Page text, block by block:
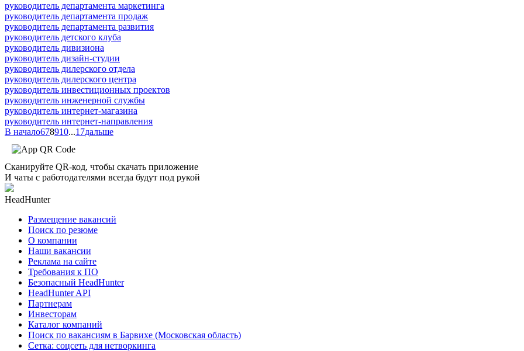
руководитель департамента маркетинга
руководитель департамента продаж
руководитель департамента развития
руководитель детского клуба
руководитель дивизиона
руководитель дизайн-студии
руководитель дилерского отдела
руководитель дилерского центра
руководитель инвестиционных проектов
руководитель инженерной службы
руководитель интернет-магазина
руководитель интернет-направления
В начало678910...17дальше
Сканируйте QR-код, чтобы скачать приложение
И чаты с работодателями всегда будут под рукой
HeadHunter
Размещение вакансий
Поиск по резюме
О компании
Наши вакансии
Реклама на сайте
Требования к ПО
Безопасный HeadHunter
HeadHunter API
Партнерам
Инвесторам
Каталог компаний
Поиск по вакансиям в Барвихе (Московская область)
Сетка: соцсеть для нетворкинга